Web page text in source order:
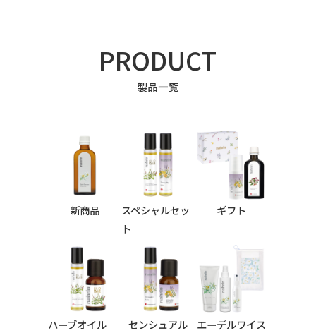
PRODUCT
製品一覧
新商品
スペシャルセッ
ト
ギフト
ハーブオイル
センシュアル
エーデルワイス